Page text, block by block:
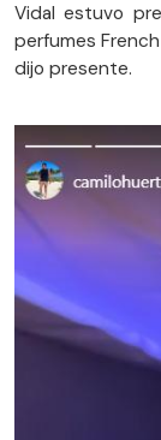
Vidal estuvo
perfumes
dijo presente.